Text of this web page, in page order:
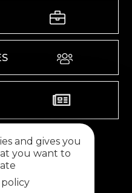
SUR
and gives you
you want to